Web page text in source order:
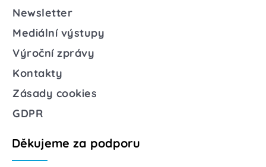
Newsletter
Mediální výstupy
Výroční zprávy
Kontakty
Zásady cookies
GDPR
Děkujeme za podporu